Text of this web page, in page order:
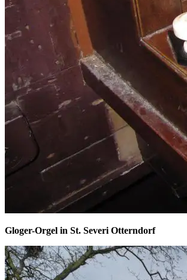
Gloger-Orgel in St. Severi Otterndorf